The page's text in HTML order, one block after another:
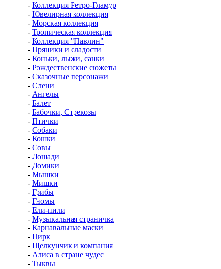
- Коллекция Ретро-Гламур
- Ювелирная коллекция
- Морская коллекция
- Тропическая коллекция
- Коллекция "Павлин"
- Пряники и сладости
- Коньки, лыжи, санки
- Рождественские сюжеты
- Сказочные персонажи
- Олени
- Ангелы
- Балет
- Бабочки, Стрекозы
- Птички
- Собаки
- Кошки
- Совы
- Лошади
- Домики
- Мышки
- Мишки
- Грибы
- Гномы
- Ели-пили
- Музыкальная страничка
- Карнавальные маски
- Цирк
- Щелкунчик и компания
- Алиса в стране чудес
- Тыквы